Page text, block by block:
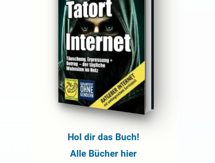
Hol dir das Buch!
Alle Bücher hier